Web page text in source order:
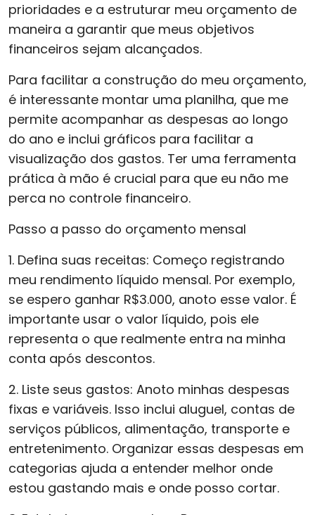
prioridades e a estruturar meu orçamento de
maneira a garantir que meus objetivos
financeiros sejam alcançados.
Para facilitar a construção do meu orçamento,
é interessante montar uma planilha, que me
permite acompanhar as despesas ao longo
do ano e inclui gráficos para facilitar a
visualização dos gastos. Ter uma ferramenta
prática à mão é crucial para que eu não me
perca no controle financeiro.
Passo a passo do orçamento mensal
1. Defina suas receitas: Começo registrando
meu rendimento líquido mensal. Por exemplo,
se espero ganhar R$3.000, anoto esse valor. É
importante usar o valor líquido, pois ele
representa o que realmente entra na minha
conta após descontos.
2. Liste seus gastos: Anoto minhas despesas
fixas e variáveis. Isso inclui aluguel, contas de
serviços públicos, alimentação, transporte e
entretenimento. Organizar essas despesas em
categorias ajuda a entender melhor onde
estou gastando mais e onde posso cortar.